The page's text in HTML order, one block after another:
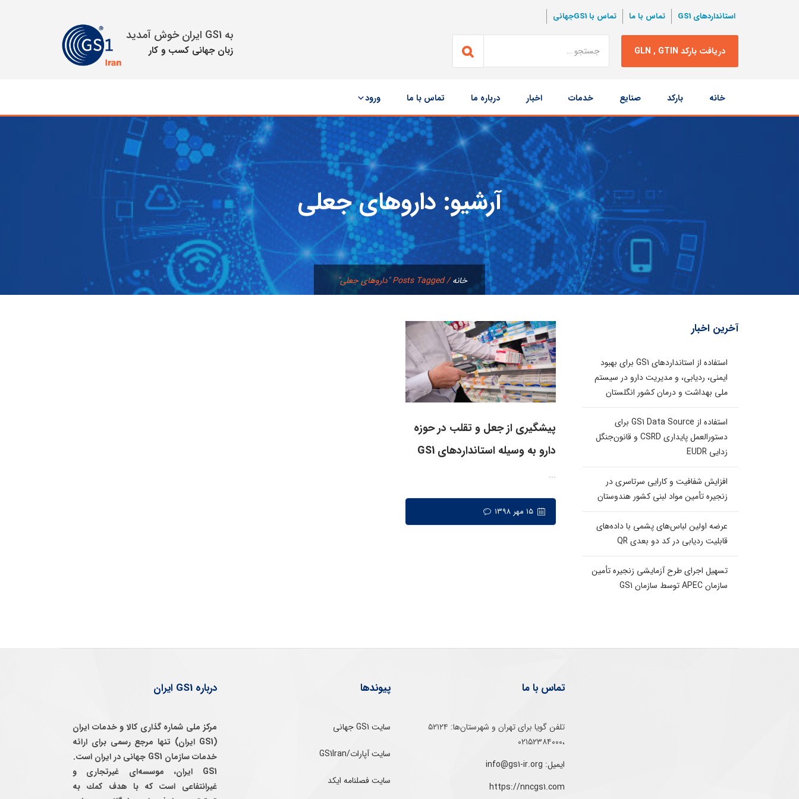
به GS1 ایران خوش آمدید
زبان جهانی كسب و كار
استانداردهای GS1 تماس با ما تماس با GS1جهانی
دریافت بارکد GLN , GTIN
نتبجه
جستجو
محتوا
خانه بارکد صنایع خدمات اخبار درباره ما تماس با ما ورود
آرشیو:داروهای جعلی
خانه/Posts Tagged "داروهای جعلی"
پیشگیری از جعل و تقلب در حوزه
دارو به وسیله استانداردهای GS1
...
آخرین اخبار
استفاده از استانداردهای GS1 برای بهبود
ایمنی، ردیابی، و مدیریت دارو در سیستم
ملی بهداشت و درمان کشور انگلستان
استفاده از GS1 Data Source برای
دستورالعمل پایداری CSRD و قانون‌جنگل
زدایی EUDR
افزایش شفافیت و کارایی سرتاسری در
زنجیره تأمین مواد لبنی کشور هندوستان
عرضه اولین لباس‌های پشمی با داده‌های
قابلیت ردیابی در کد دو بعدی QR
تسهیل اجرای طرح آزمایشی زنجیره تأمین
سازمان APEC توسط سازمان GS1
درباره GS1 ایران
مرکز ملی شماره گذاری کالا و خدمات ایران
(GS1 ایران) تنها مرجع رسمی برای ارائه
خدمات سازمان GS1 جهانی در ایران است.
GS1 ایران، موسسه‌ای غيرتجاری و
غيرانتفاعی است كه با هدف كمك به
پیوندها
سایت GS1 جهانی
سایت آپارات/GS1Iran
سایت فصلنامه ایکد
تماس با ما
تلفن‌ گویا برای‌ تهران‌‌ و‌ شهرستان‌ها:‌ ۵۲۱۲۴
،۰۲۱۵۲۳۸۴۰۰۰
ایمیل: info@gs1-ir.org
https://nncgs1.com